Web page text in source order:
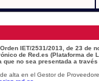
IET/2531/2013, de 23 de
de Red.es (Plataforma de
no sea presentada a
alta en el Gestor de